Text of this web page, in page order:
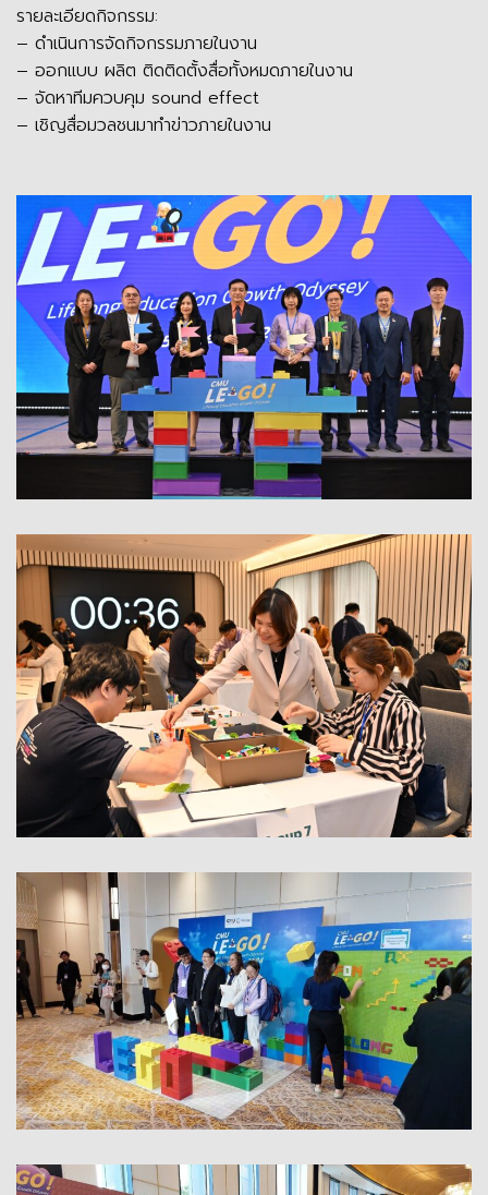
รายละเอียดกิจกรรม:
– ดำเนินการจัดกิจกรรมภายในงาน
– ออกแบบ ผลิต ติดติดตั้งสื่อทั้งหมดภายในงาน
– จัดหาทีมควบคุม sound effect
– เชิญสื่อมวลชนมาทำข่าวภายในงาน